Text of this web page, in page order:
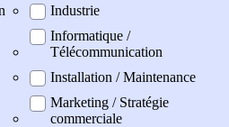
Industrie
Informatique /
Télécommunication
Installation / Maintenance
Marketing / Stratégie
commerciale